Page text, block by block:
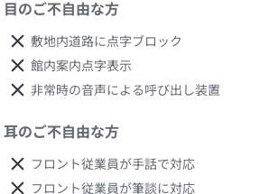
目のご不自由な方
敷地内道路に点字ブロック
館内案内点字表示
非常時の音声による呼び出し装置
耳のご不自由な方
フロント従業員が手話で対応
フロント従業員が筆談に対応